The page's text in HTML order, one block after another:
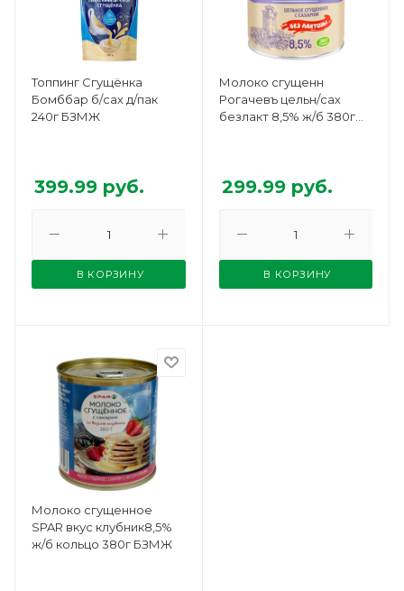
Топпинг Сгущёнка
Бомббар б/сах д/пак
240г БЗМЖ
399.99 руб.
В КОРЗИНУ
Молоко сгущенн
Рогачевъ цельн/сах
безлакт 8,5% ж/б 380г
299.99руб.
В КОРЗИНУ
Молоко сгущенное
SPAR вкус клубник8,5%
ж/б кольцо 380г БЗМЖ